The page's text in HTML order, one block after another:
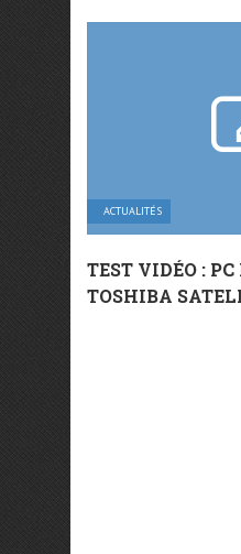
ACTUALITÉS
TEST VIDÉO :
TOSHIBA